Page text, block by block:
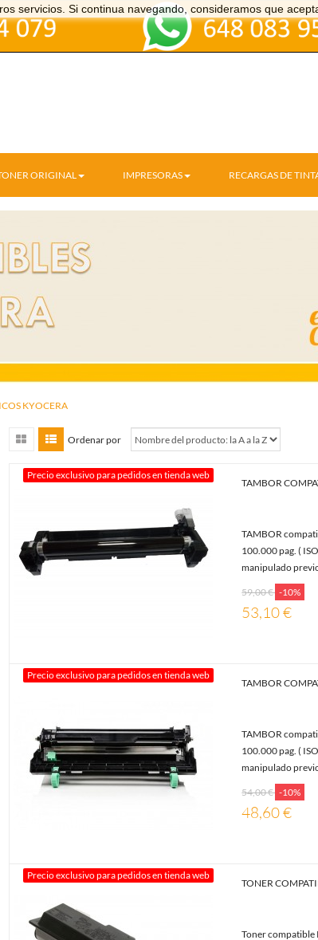
servicios. Si continua navegando, consideramos que
ORIGINAL IMPRESORAS RECARGAS DE
KYOCERA
Ordenar por
Precio exclusivo para pedidos en tienda web
TAMBOR
TAMBOR
100.000 pag. (
manipulado
59,00 € -10%
53,10 €
Precio exclusivo para pedidos en tienda web
TAMBOR
TAMBOR
100.000 pag. (
manipulado
54,00 € -10%
48,60 €
Precio exclusivo para pedidos en tienda web
TONER
Toner compatible